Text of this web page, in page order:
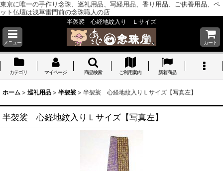
東京に唯一の手作り念珠、巡礼用品、写経用品、香り用品、ご供養用品、ペ
ット仏壇は浅草雷門前の念珠職人の店
半袈裟 心経地紋入り Ｌサイズ
メニュー カート
カテゴリ マイページ 商品検索 ご利用案内 新着商品
ホーム > 巡礼用品 > 半袈裟 > 半袈裟 心経地紋入りＬサイズ【写真左】
半袈裟 心経地紋入りＬサイズ【写真左】